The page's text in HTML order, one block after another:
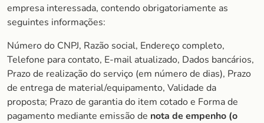
empresa interessada, contendo obrigatoriamente as
seguintes informações:
Número do CNPJ, Razão social, Endereço completo,
Telefone para contato, E-mail atualizado, Dados bancários,
Prazo de realização do serviço (em número de dias), Prazo
de entrega de material/equipamento, Validade da
proposta; Prazo de garantia do item cotado e Forma de
pagamento mediante emissão de nota de empenho (o